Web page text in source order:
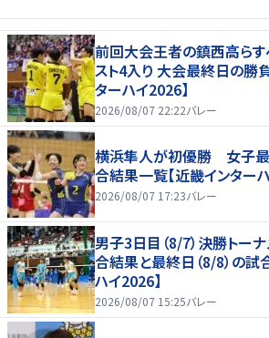
前回大会王者の鎮西高ら
スト4入り 大会最終日の勝
ターハイ2026】
2026/08/07 22:22バレー
横浜隼人が初優勝 女子最
合結果一覧【近畿インター
2026/08/07 17:23バレー
男子3日目（8/7）決勝トー
合結果と最終日（8/8）の試
ハイ2026】
2026/08/07 15:25バレー